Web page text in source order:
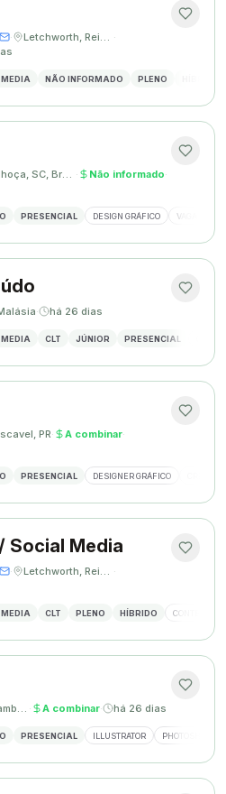
· Letchworth, Reino Unido ·
NÃO INFORMADO PLENO
Palhoça, SC, Brasil · Não informado·
PRESENCIAL DESIGN GRÁFICO VAGA
· há 26 dias
CLT JÚNIOR PRESENCIAL
PR· A combinar·
PRESENCIAL DESIGNER GRÁFICO
Social Media
· Letchworth, Reino Unido ·
CLT PLENO HÍBRIDO CONTENT
Balneário Camboriú, SC · A combinar· há 26 dias
PRESENCIAL ILLUSTRATOR PHOTOSHOP